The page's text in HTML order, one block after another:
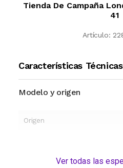
Tienda De Campaña
41
Artículo:
Características Técnicas
Modelo y origen
Origen
Ver todas las